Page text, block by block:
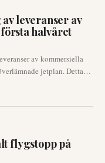
leveranser av
halvåret
av kommersiella
jetplan. Detta
306 leveranserna under
flygstopp på